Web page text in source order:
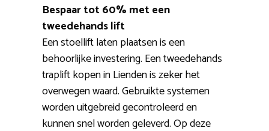
Bespaar tot 60% met een
tweedehands lift
Een stoellift laten plaatsen is een
behoorlijke investering. Een tweedehands
traplift kopen in Lienden is zeker het
overwegen waard. Gebruikte systemen
worden uitgebreid gecontroleerd en
kunnen snel worden geleverd. Op deze